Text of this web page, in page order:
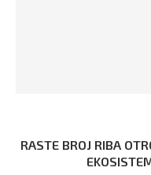
RASTE BROJ RIBA